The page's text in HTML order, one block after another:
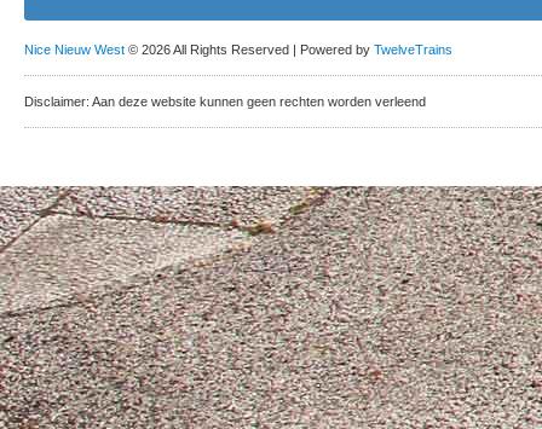
Nice Nieuw West © 2026 All Rights Reserved | Powered by TwelveTrains
Disclaimer: Aan deze website kunnen geen rechten worden verleend